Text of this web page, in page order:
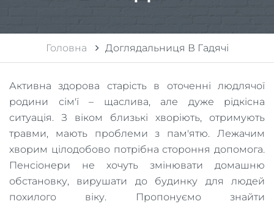
Головна Доглядальниця В Гадячі
Активна здорова старість в оточенні людлячої
родини сім'ї – щаслива, але дуже рідкісна
ситуація. З віком близькі хворіють, отримують
травми, мають проблеми з пам'ятю. Лежачим
хворим цілодобово потрібна стороння допомога.
Пенсіонери не хочуть змінювати домашню
обстановку, вирушати до будинку для людей
похилого віку. Пропонуємо знайти